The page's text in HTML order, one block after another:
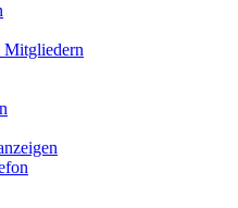
Mitgliedern